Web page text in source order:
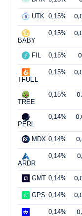
UTK 0,15%
BABY
0,15%
FIL 0,15%
TFUEL
0,15%
TREE
0,15%
PERL
0,14%
MDX 0,14%
ARDR
0,14%
GMT 0,14%
GPS 0,14%
0,14%